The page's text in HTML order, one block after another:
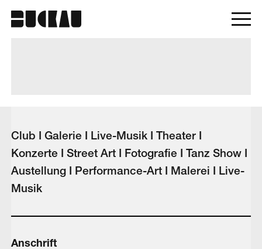
Club I Galerie I Live-Musik I Theater I
Konzerte I Street Art I Fotografie I Tanz Show I
Austellung I Performance-Art I Malerei I Live-
Musik
Anschrift